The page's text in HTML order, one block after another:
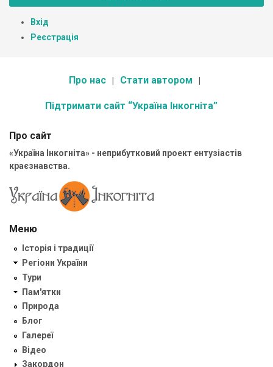
Вхід
Реєстрація
Про нас Стати автором
Підтримати сайт “Україна Інкогніта”
Про сайт
«Україна Інкогніта» - неприбутковий проект ентузіастів
краєзнавства.
Меню
Історія і традиції
Регіони України
Тури
Пам'ятки
Природа
Блог
Галереї
Відео
Закордон